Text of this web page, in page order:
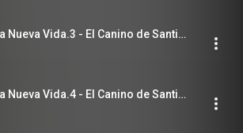
Empieza una Nueva Vida.3 - El Canino de Santiago
Empieza una Nueva Vida.4 - El Canino de Santiago